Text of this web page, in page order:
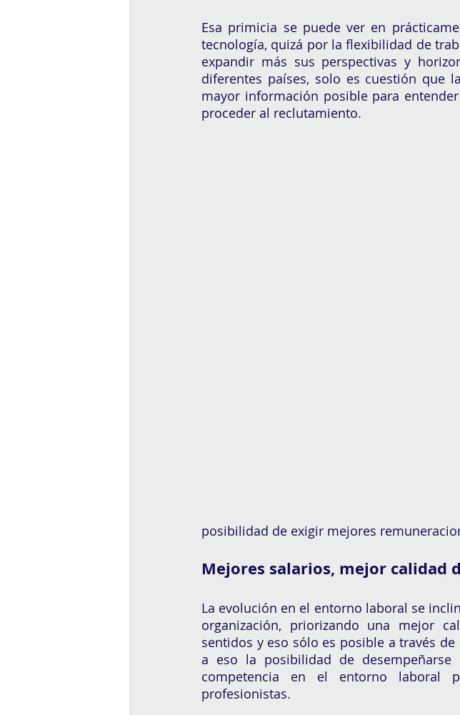
Esa primicia se puede ver en
tecnología, quizá por la flexibilidad de
expandir más sus perspectivas y
diferentes países, solo es cuestión que
mayor información posible para
proceder al reclutamiento.
Mejores salarios, mejor calidad
La evolución en el entorno laboral se
organización, priorizando una mejor
sentidos y eso sólo es posible a través
a eso la posibilidad de
competencia en el entorno laboral
profesionistas.